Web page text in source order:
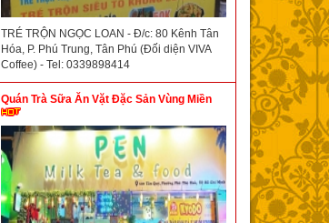
TRÉ TRỘN NGỌC LOAN - Đ/c: 80 Kênh Tân
Hóa, P. Phú Trung, Tân Phú (Đối diện VIVA
Coffee) - Tel: 0339898414
Quán Trà Sữa Ăn Vặt Đặc Sản Vùng Miền